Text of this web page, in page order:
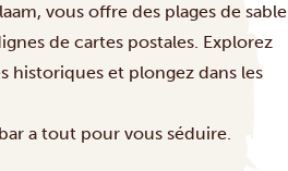
vous offre des plages de sable
de cartes postales. Explorez
historiques et plongez dans les
a tout pour vous séduire.